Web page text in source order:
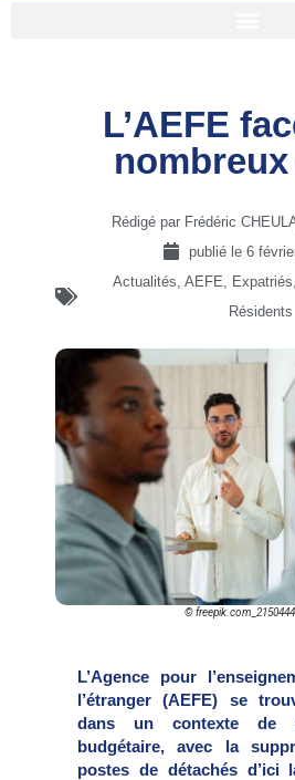
L’AEFE
Rédigé par Frédéric
publié le 6
Actualités AEFE Expatriés
Résidents
©
L’Agence pour
l’étranger (AEFE) se
dans un contexte de
budgétaire, avec la
postes de détachés d’ici